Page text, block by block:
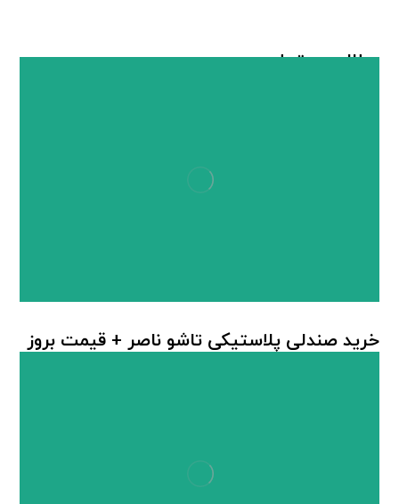
مطالب مرتبط ...
خرید صندلی پلاستیکی تاشو ناصر + قیمت بروز